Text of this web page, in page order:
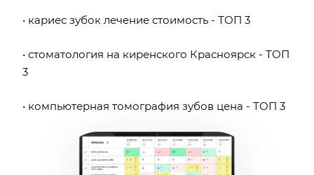
• кариес зубок лечение стоимость - ТОП 3
• стоматология на киренского Красноярск - ТОП
3
• компьютерная томография зубов цена - ТОП 3